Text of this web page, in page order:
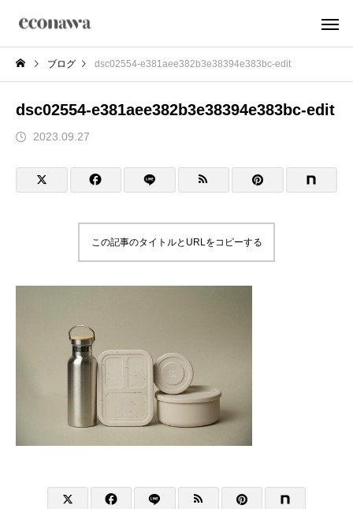
ブログ dsc02554-e381aee382b3e38394e383bc-edit
dsc02554-e381aee382b3e38394e383bc-edit
2023.09.27
この記事のタイトルとURLをコピーする